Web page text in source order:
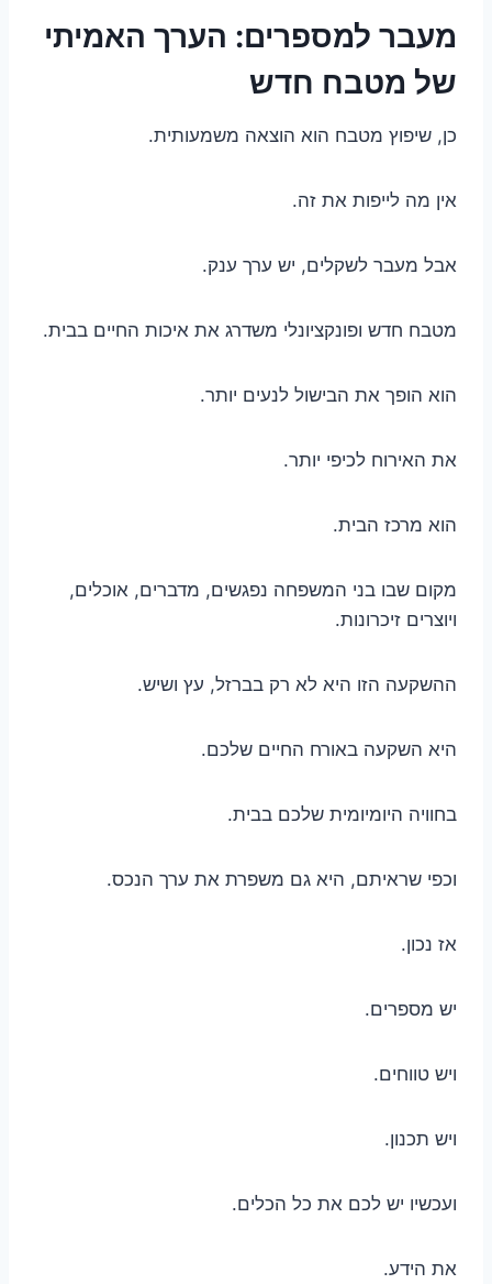
מעבר למספרים: הערך האמיתי
של מטבח חדש
כן, שיפוץ מטבח הוא הוצאה משמעותית.
אין מה לייפות את זה.
אבל מעבר לשקלים, יש ערך ענק.
מטבח חדש ופונקציונלי משדרג את איכות החיים בבית.
הוא הופך את הבישול לנעים יותר.
את האירוח לכיפי יותר.
הוא מרכז הבית.
מקום שבו בני המשפחה נפגשים, מדברים, אוכלים,
ויוצרים זיכרונות.
ההשקעה הזו היא לא רק בברזל, עץ ושיש.
היא השקעה באורח החיים שלכם.
בחוויה היומיומית שלכם בבית.
וכפי שראיתם, היא גם משפרת את ערך הנכס.
אז נכון.
יש מספרים.
ויש טווחים.
ויש תכנון.
ועכשיו יש לכם את כל הכלים.
את הידע.